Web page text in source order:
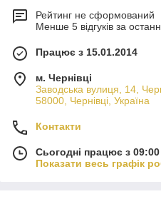
Рейтинг не сформований
Менше 5 відгуків за
Працює з 15.01.2014
м. Чернівці
Заводська вулиця, 14,
58000, Чернівці, Україна
Контакти
Сьогодні працює з
Показати весь графік